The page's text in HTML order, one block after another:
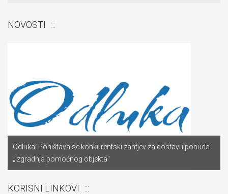
NOVOSTI
Odluka: Poništava se konkurentski zahtjev za dostavu ponuda
„Izgradnja pomoćnog objekta“
KORISNI LINKOVI